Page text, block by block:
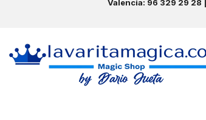
Valencia: 96 329 29 28 |